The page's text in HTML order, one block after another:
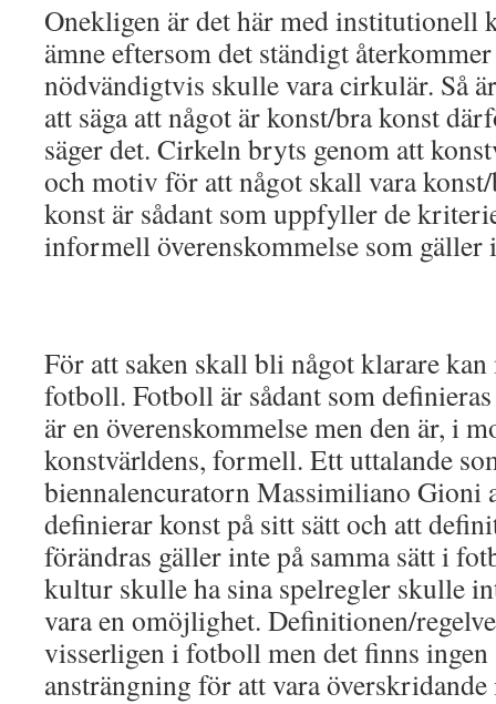
Onekligen är det här med institutionell
ämne eftersom det ständigt
nödvändigtvis skulle vara cirkulär. Så
att säga att något är konst/bra konst
säger det. Cirkeln bryts genom att
och motiv för att något skall vara
konst är sådant som uppfyller de
informell överenskommelse som gäller
För att saken skall bli något klarare
fotboll. Fotboll är sådant som
är en överenskommelse men den är, i
konstvärldens, formell. Ett uttalande
biennalencuratorn Massimiliano Gioni
definierar konst på sitt sätt och att
förändras gäller inte på samma sätt i
kultur skulle ha sina spelregler skulle
vara en omöjlighet. Definitionen/
visserligen i fotboll men det finns ingen
ansträngning för att vara